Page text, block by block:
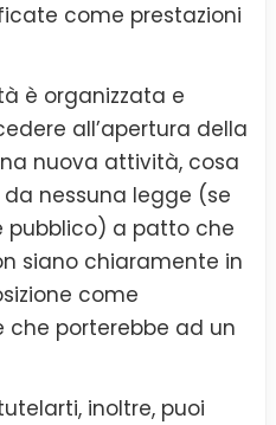
come prestazioni
è organizzata e
all’apertura della
nuova attività, cosa
nessuna legge (se
pubblico) a patto che
siano chiaramente in
come
porterebbe ad un
inoltre, puoi